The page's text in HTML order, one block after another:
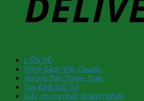
LIÊN HỆ
Chính Sách Vận Chuyển
Hướng Dẫn Thanh Toán
Quy Định Đổi Trả
Giấy chứng nhận doanh nghiệp